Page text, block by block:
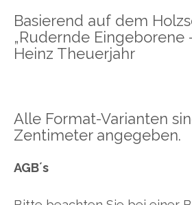
Basierend auf dem
„Rudernde Eingeborene
Heinz Theuerjahr
Alle Format-Varianten
Zentimeter angegeben.
AGB´s